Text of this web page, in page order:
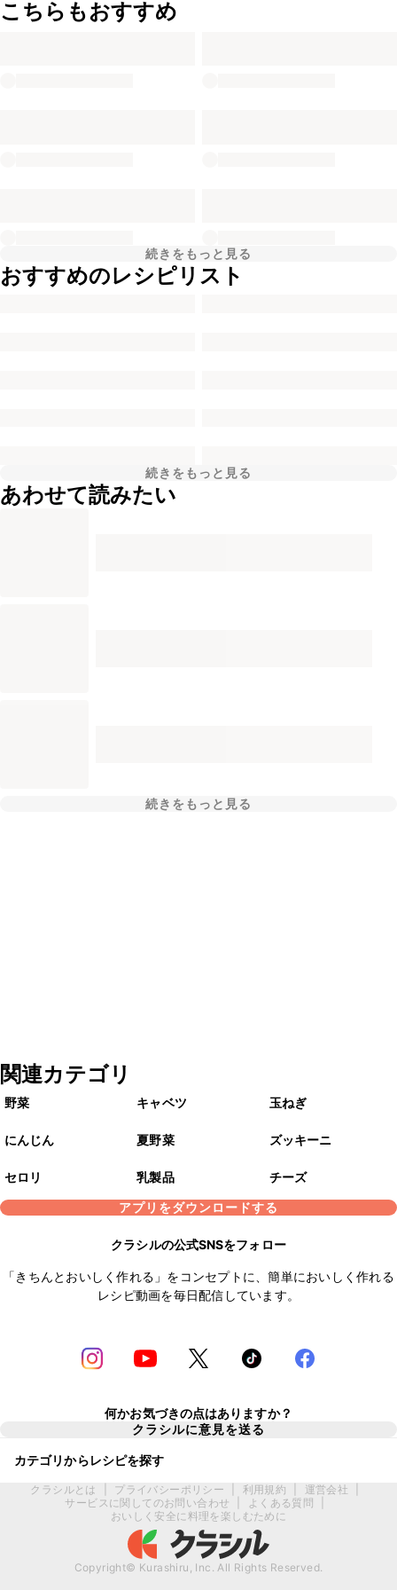
こちらもおすすめ
続きをもっと見る
おすすめのレシピリスト
続きをもっと見る
あわせて読みたい
続きをもっと見る
関連カテゴリ
野菜 キャベツ 玉ねぎ
にんじん 夏野菜 ズッキーニ
セロリ 乳製品
チーズ
アプリをダウンロードする
クラシルの公式SNSをフォロー
「きちんとおいしく作れる」をコンセプトに、簡単においしく作れる
レシピ動画を毎日配信しています。
何かお気づきの点はありますか？
クラシルに意見を送る
カテゴリからレシピを探す
クラシルとは プライバシーポリシー 利用規約 運営会社
サービスに関してのお問い合わせ
よくある質問
おいしく安全に料理を楽しむために
Copyright© Kurashiru, Inc. All Rights Reserved.